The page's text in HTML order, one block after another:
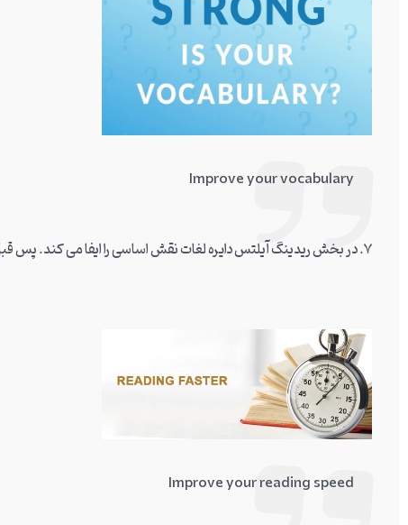
Improve your vocabulary
7. در بخش ریدینگ آیلتس دایره لغات نقش اساسی را ایفا می کند. پس قبل از هر چیز دایره واژگان خود را بالا ببرید.
Improve your reading speed